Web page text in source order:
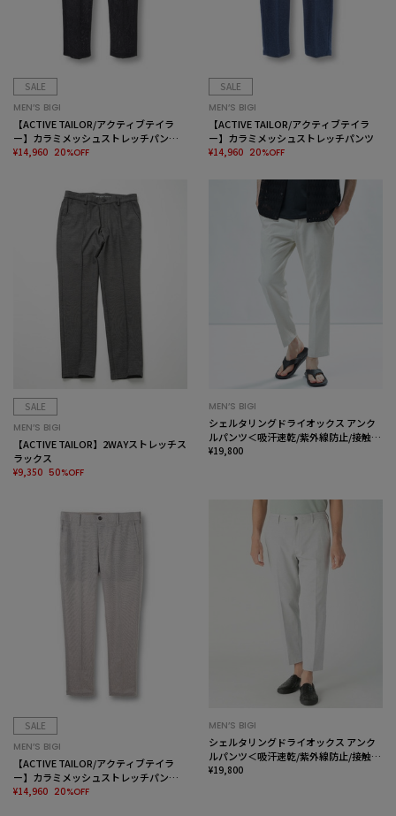
SALE
MEN’S BIGI
【ACTIVE TAILOR/アクティブテイラ
ー】カラミメッシュストレッチパンツ<
ストレッチ><通気性>
¥14,960 20%OFF
SALE
MEN’S BIGI
【ACTIVE TAILOR/アクティブテイラ
ー】カラミメッシュストレッチパンツ
¥14,960 20%OFF
SALE
MEN’S BIGI
【ACTIVE TAILOR】2WAYストレッチス
ラックス
¥9,350 50%OFF
MEN’S BIGI
シェルタリングドライオックス アンク
ルパンツ＜吸汗速乾/紫外線防止/接触冷
感/ストレッチ＞
¥19,800
SALE
MEN’S BIGI
【ACTIVE TAILOR/アクティブテイラ
ー】カラミメッシュストレッチパンツ<
ストレッチ><通気性>
¥14,960 20%OFF
MEN’S BIGI
シェルタリングドライオックス アンク
ルパンツ＜吸汗速乾/紫外線防止/接触冷
感/ストレッチ＞
¥19,800